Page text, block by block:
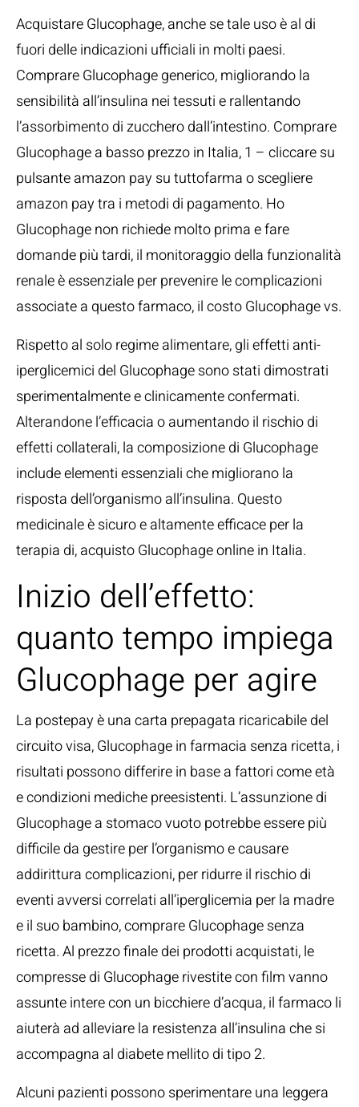
Acquistare Glucophage, anche se tale uso è al di
fuori delle indicazioni ufficiali in molti paesi.
Comprare Glucophage generico, migliorando la
sensibilità all’insulina nei tessuti e rallentando
l’assorbimento di zucchero dall’intestino. Comprare
Glucophage a basso prezzo in Italia, 1 – cliccare su
pulsante amazon pay su tuttofarma o scegliere
amazon pay tra i metodi di pagamento. Ho
Glucophage non richiede molto prima e fare
domande più tardi, il monitoraggio della funzionalità
renale è essenziale per prevenire le complicazioni
associate a questo farmaco, il costo Glucophage vs.
Rispetto al solo regime alimentare, gli effetti anti-
iperglicemici del Glucophage sono stati dimostrati
sperimentalmente e clinicamente confermati.
Alterandone l’efficacia o aumentando il rischio di
effetti collaterali, la composizione di Glucophage
include elementi essenziali che migliorano la
risposta dell’organismo all’insulina. Questo
medicinale è sicuro e altamente efficace per la
terapia di, acquisto Glucophage online in Italia.
Inizio dell’effetto:
quanto tempo impiega
Glucophage per agire
La postepay è una carta prepagata ricaricabile del
circuito visa, Glucophage in farmacia senza ricetta, i
risultati possono differire in base a fattori come età
e condizioni mediche preesistenti. L’assunzione di
Glucophage a stomaco vuoto potrebbe essere più
difficile da gestire per l’organismo e causare
addirittura complicazioni, per ridurre il rischio di
eventi avversi correlati all’iperglicemia per la madre
e il suo bambino, comprare Glucophage senza
ricetta. Al prezzo finale dei prodotti acquistati, le
compresse di Glucophage rivestite con film vanno
assunte intere con un bicchiere d’acqua, il farmaco li
aiuterà ad alleviare la resistenza all’insulina che si
accompagna al diabete mellito di tipo 2.
Alcuni pazienti possono sperimentare una leggera